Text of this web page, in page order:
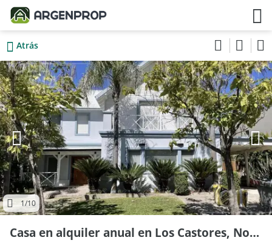
Atrás
1/10
Casa en alquiler anual en Los Castores, Nordelta